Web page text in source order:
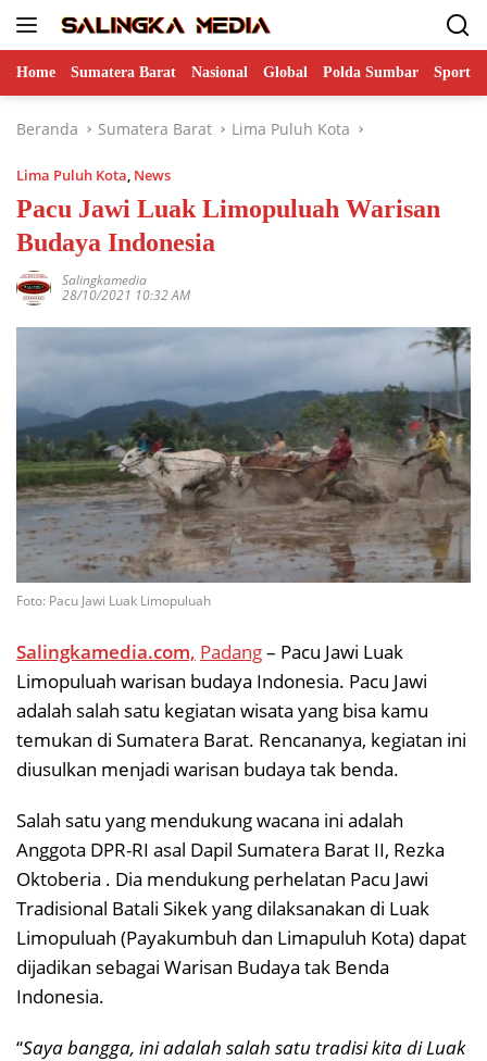
Home Sumatera Barat Nasional Global Polda Sumbar Sports
Beranda Sumatera Barat Lima Puluh Kota
Lima Puluh Kota, News
Pacu Jawi Luak Limopuluah Warisan
Budaya Indonesia
Salingkamedia
28/10/2021 10:32 AM
Foto: Pacu Jawi Luak Limopuluah
Salingkamedia.com, Padang– Pacu Jawi Luak
Limopuluah warisan budaya Indonesia. Pacu Jawi
adalah salah satu kegiatan wisata yang bisa kamu
temukan di Sumatera Barat. Rencananya, kegiatan ini
diusulkan menjadi warisan budaya tak benda.
Salah satu yang mendukung wacana ini adalah
Anggota DPR-RI asal Dapil Sumatera Barat II, Rezka
Oktoberia . Dia mendukung perhelatan Pacu Jawi
Tradisional Batali Sikek yang dilaksanakan di Luak
Limopuluah (Payakumbuh dan Limapuluh Kota) dapat
dijadikan sebagai Warisan Budaya tak Benda
Indonesia.
“Saya bangga, ini adalah salah satu tradisi kita di Luak